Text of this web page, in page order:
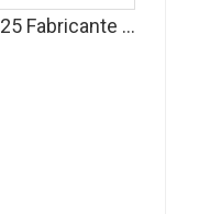
HBA-150-110125 Fabricante de empacadora de cartón horizontal